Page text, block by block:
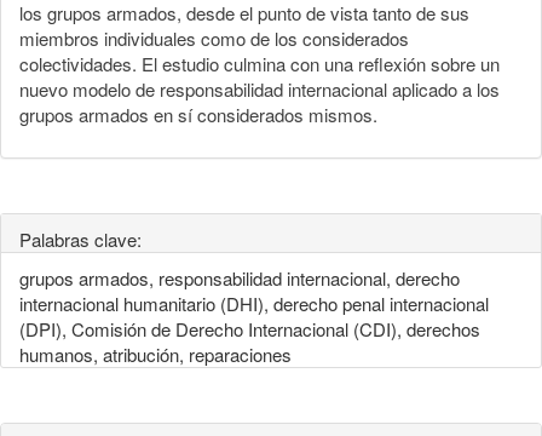
los grupos armados, desde el punto de vista tanto de sus
miembros individuales como de los considerados
colectividades. El estudio culmina con una reflexión sobre un
nuevo modelo de responsabilidad internacional aplicado a los
grupos armados en sí considerados mismos.
Palabras clave:
grupos armados, responsabilidad internacional, derecho
internacional humanitario (DHI), derecho penal internacional
(DPI), Comisión de Derecho Internacional (CDI), derechos
humanos, atribución, reparaciones